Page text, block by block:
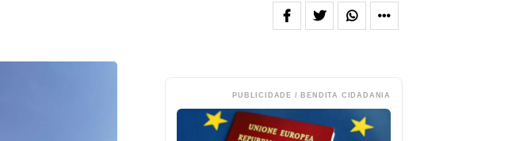
PUBLICIDADE / BENDITA CIDADANIA